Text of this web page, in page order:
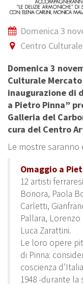
Domenica 3
Centro
Domenica 3
Culturale
inaugurazione di
a Pietro Pinna”
Galleria del
cura del Centro
Le mostre saranno
Omaggio a
12 artisti
Bonora, Paola
Carletti,
Pallara, Lorenzo
Luca Zarattini.
Le loro opere
di Pinna:
coscienza
1948 -durante la